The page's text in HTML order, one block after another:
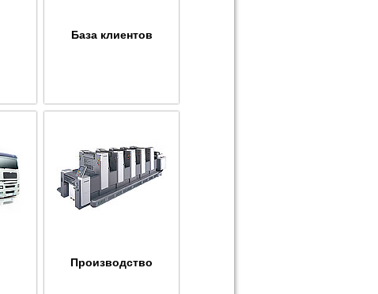
База клиентов
Производство